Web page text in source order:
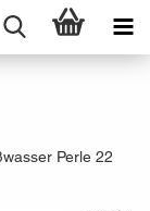
Perle 22